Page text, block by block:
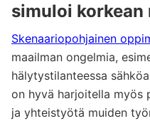
simuloi
Skenaariopohjainen
maailman ongelmia,
hälytystilanteessa
on hyvä harjoitella myös
ja yhteistyötä muiden